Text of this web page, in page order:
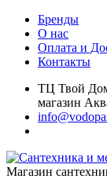
Бренды
О нас
Оплата и
Контакты
ТЦ Твой Дом
магазин
Магазин